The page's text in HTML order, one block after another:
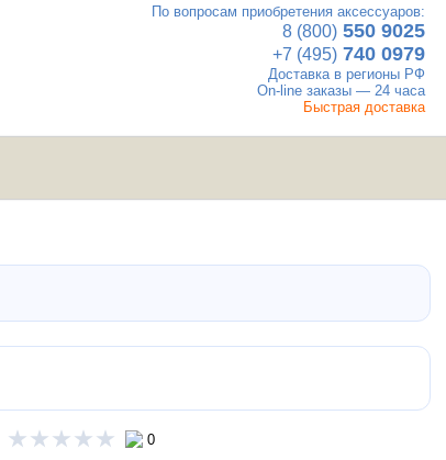
По вопросам приобретения аксессуаров:
8 (800) 550 9025
+7 (495) 740 0979
Доставка в регионы РФ
On-line заказы — 24 часа
Быстрая доставка
0
×